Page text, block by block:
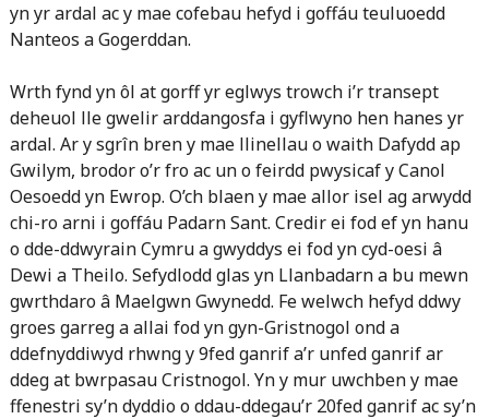
yn yr ardal ac y mae cofebau hefyd i goffáu teuluoedd
Nanteos a Gogerddan.
Wrth fynd yn ôl at gorff yr eglwys trowch i’r transept
deheuol lle gwelir arddangosfa i gyflwyno hen hanes yr
ardal. Ar y sgrîn bren y mae llinellau o waith Dafydd ap
Gwilym, brodor o’r fro ac un o feirdd pwysicaf y Canol
Oesoedd yn Ewrop. O’ch blaen y mae allor isel ag arwydd
chi-ro arni i goffáu Padarn Sant. Credir ei fod ef yn hanu
o dde-ddwyrain Cymru a gwyddys ei fod yn cyd-oesi â
Dewi a Theilo. Sefydlodd glas yn Llanbadarn a bu mewn
gwrthdaro â Maelgwn Gwynedd. Fe welwch hefyd ddwy
groes garreg a allai fod yn gyn-Gristnogol ond a
ddefnyddiwyd rhwng y 9fed ganrif a’r unfed ganrif ar
ddeg at bwrpasau Cristnogol. Yn y mur uwchben y mae
ffenestri sy’n dyddio o ddau-ddegau’r 20fed ganrif ac sy’n